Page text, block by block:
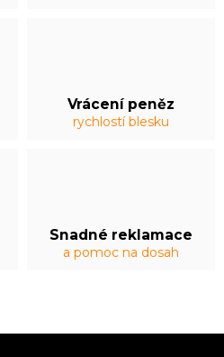
Vrácení peněz
rychlostí blesku
Snadné reklamace
a pomoc na dosah